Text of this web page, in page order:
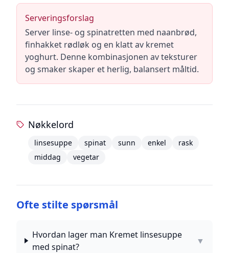
Serveringsforslag
Server linse- og spinatretten med naanbrød,
finhakket rødløk og en klatt av kremet
yoghurt. Denne kombinasjonen av teksturer
og smaker skaper et herlig, balansert måltid.
Nøkkelord
linsesuppe spinat sunn enkel
rask
middag
vegetar
Ofte stilte spørsmål
Hvordan lager man Kremet linsesuppe
med spinat?
▼